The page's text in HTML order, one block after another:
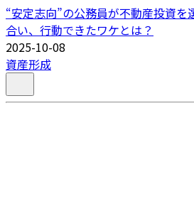
“安定志向”の公務員が不動産投資を
合い、行動できたワケとは？
2025-10-08
資産形成